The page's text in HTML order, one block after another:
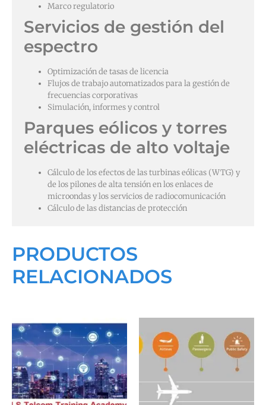
Marco regulatorio
Servicios de gestión del
espectro
Optimización de tasas de licencia
Flujos de trabajo automatizados para la gestión de
frecuencias corporativas
Simulación, informes y control
Parques eólicos y torres
eléctricas de alto voltaje
Cálculo de los efectos de las turbinas eólicas (WTG) y
de los pilones de alta tensión en los enlaces de
microondas y los servicios de radiocomunicación
Cálculo de las distancias de protección
PRODUCTOS
RELACIONADOS